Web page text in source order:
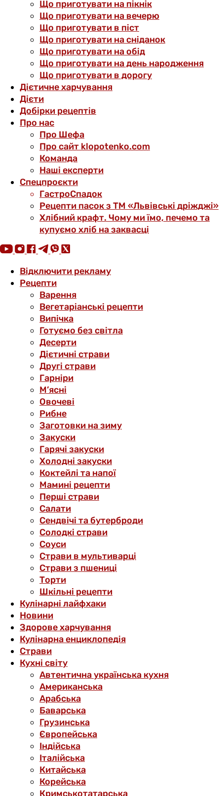
Що приготувати на пікнік
Що приготувати на вечерю
Що приготувати в піст
Що приготувати на сніданок
Що приготувати на обід
Що приготувати на день народження
Що приготувати в дорогу
Дієтичне харчування
Дієти
Добірки рецептів
Про нас
Про Шефа
Про сайт klopotenko.com
Команда
Наші експерти
Спецпроєкти
ГастроСпадок
Рецепти пасок з ТМ «Львівські дріжджі»
Хлібний крафт. Чому ми їмо, печемо та
купуємо хліб на заквасці
Відключити рекламу
Рецепти
Варення
Вегетаріанські рецепти
Випічка
Готуємо без світла
Десерти
Дієтичні страви
Другі страви
Гарніри
М’ясні
Овочеві
Рибне
Заготовки на зиму
Закуски
Гарячі закуски
Холодні закуски
Коктейлі та напої
Мамині рецепти
Перші страви
Салати
Сендвічі та бутерброди
Солодкі страви
Соуси
Страви в мультиварці
Страви з пшениці
Торти
Шкільні рецепти
Кулінарні лайфхаки
Новини
Здорове харчування
Кулінарна енциклопедія
Страви
Кухні світу
Автентична українська кухня
Американська
Арабська
Баварська
Грузинська
Європейська
Індійська
Італійська
Китайська
Корейська
Кримськотатарська